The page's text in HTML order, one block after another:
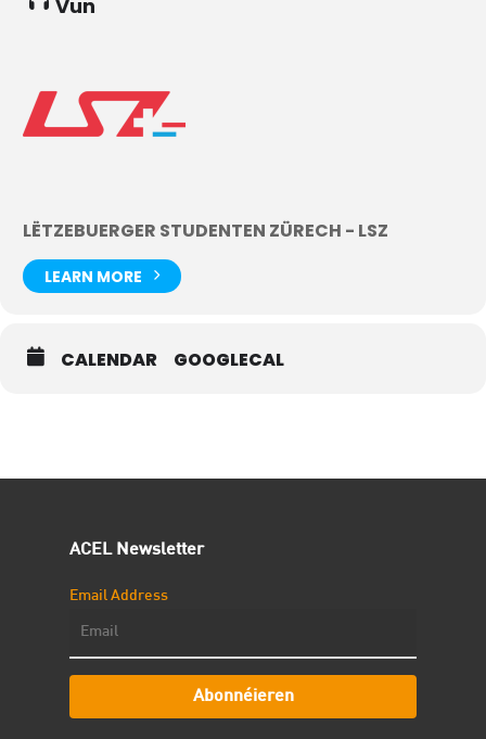
Vun
LËTZEBUERGER STUDENTEN ZÜRECH - LSZ
LEARN MORE
CALENDAR GOOGLECAL
ACEL Newsletter
Email Address
Abonnéieren